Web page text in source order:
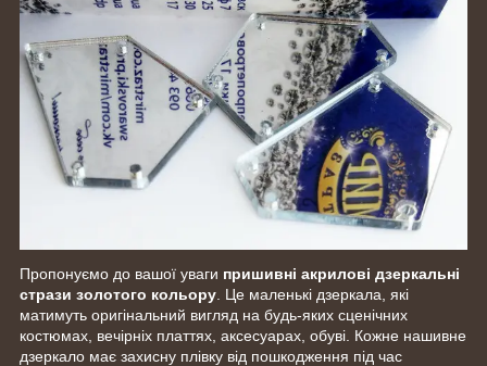
Пропонуємо до вашої уваги пришивні акрилові дзеркальні
стрази золотого кольору . Це маленькі дзеркала, які
матимуть оригінальний вигляд на будь-яких сценічних
костюмах, вечірніх платтях, аксесуарах, обуві. Кожне нашивне
дзеркало має захисну плівку від пошкодження під час